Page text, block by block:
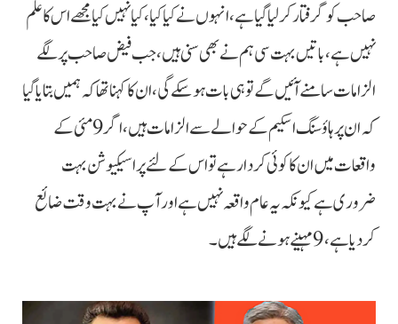
صاحب کو گرفتار کر لیا گیا ہے، انہوں نے کیا کیا، کیا نہیں کیا مجھے اس کا علم
نہیں ہے، باتیں بہت سی ہم نے بھی سنی ہیں، جب فیض صاحب پر لگے
الزامات سامنے آئیں گے تو ہی بات ہو سکے گی، ان کا کہنا تھا کہ ہمیں بتایا گیا
کہ ان پر ہاؤسنگ اسکیم کے حوالے سے الزامات ہیں، اگر 9مئی کے
واقعات میں ان کا کوئی کردار ہے تو اس کے لئے پراسیکیوشن بہت
ضروری ہے کیونکہ یہ عام واقعہ نہیں ہے اور آپ نے بہت وقت ضائع
کردیا ہے، 9 مہینے ہونے لگے ہیں۔